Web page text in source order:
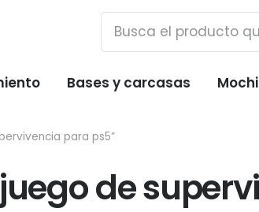
Bases y carcasas
para ps5”
de